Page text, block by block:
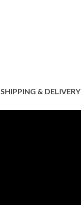
SHIPPING & DELIVERY